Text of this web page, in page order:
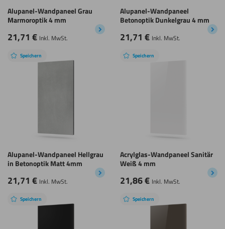
Alupanel-Wandpaneel Grau
Marmoroptik 4 mm
21,71 € Inkl. MwSt.
Alupanel-Wandpaneel
Betonoptik Dunkelgrau 4 mm
21,71 € Inkl. MwSt.
Speichern
Alupanel-Wandpaneel Hellgrau
in Betonoptik Matt 4mm
21,71 € Inkl. MwSt.
Speichern
Acrylglas-Wandpaneel Sanitär
Weiß 4 mm
21,86€ Inkl. MwSt.
Speichern Speichern